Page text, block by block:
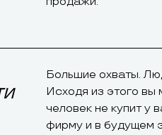
Большие охваты.
Исходя из этого вы
человек не купит у
фирму и в будущем